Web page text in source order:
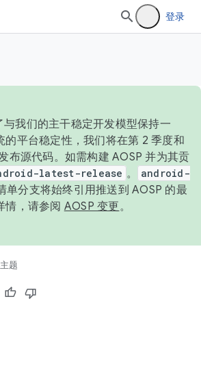
登录
我们的主干稳定开发模型保持一
的平台稳定性，我们将在第 2 季度和
布源代码。如需构建 AOSP 并为其贡
latest-release 。
android-
单分支将始终引用推送到 AOSP 的最
情，请参阅 AOSP 变更。
题